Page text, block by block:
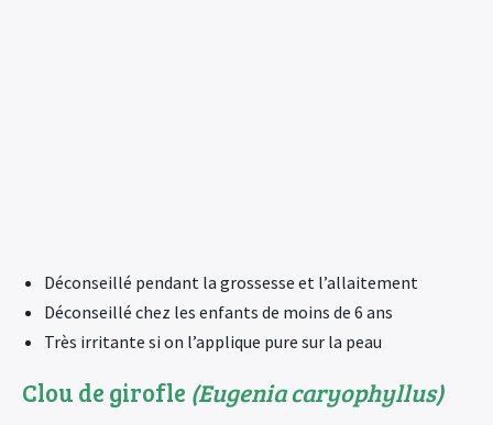
Déconseillé pendant la grossesse et l’allaitement
Déconseillé chez les enfants de moins de 6 ans
Très irritante si on l’applique pure sur la peau
Clou de girofle (Eugenia caryophyllus)